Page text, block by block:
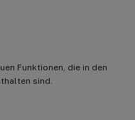
Funktionen, die in den
sind.